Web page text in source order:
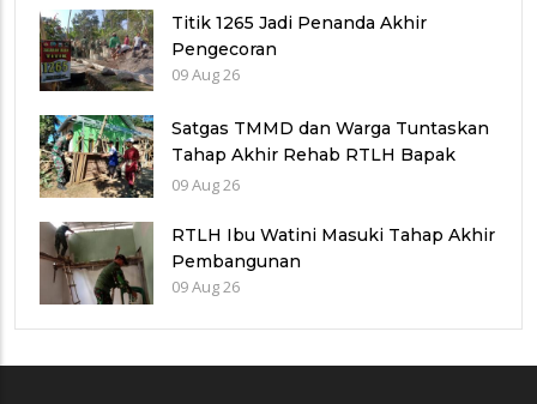
Titik 1265 Jadi Penanda Akhir
Pengecoran
09 Aug 26
Satgas TMMD dan Warga Tuntaskan
Tahap Akhir Rehab RTLH Bapak
Tupar
09 Aug 26
RTLH Ibu Watini Masuki Tahap Akhir
Pembangunan
09 Aug 26